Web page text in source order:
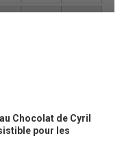
Chocolat de Cyril
pour les